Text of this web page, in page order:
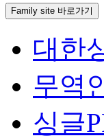
Family site 바로가기
대한
무역
싱글